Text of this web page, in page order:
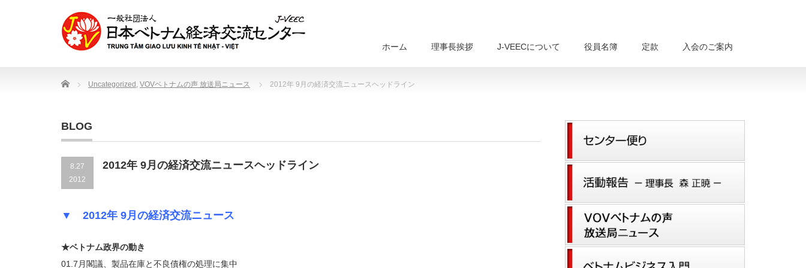
ホーム 理事長挨拶 J-VEECについて 役員名簿 定款 入会のご案内
Home Uncategorized , VOVベトナムの声 放送局ニュース 2012年 9月の経済交流ニュースヘッドライン
BLOG
8.27
2012
2012年 9月の経済交流ニュースヘッドライン
▼ 2012年 9月の経済交流ニュース
★ベトナム政界の動き
01.7月閣議、製品在庫と不良債権の処理に集中